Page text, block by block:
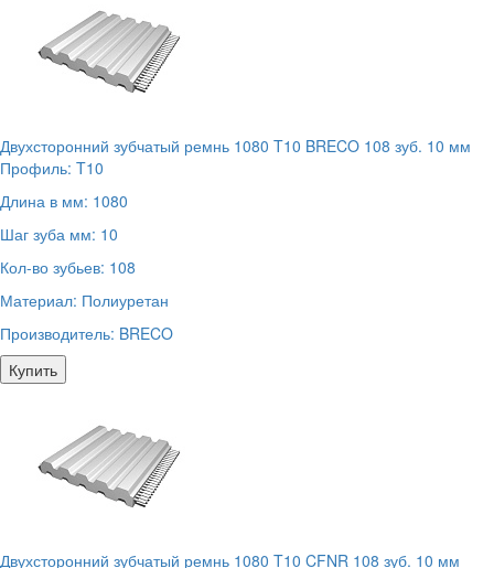
Двухсторонний зубчатый ремнь 1080 T10 BRECO 108 зуб. 10 мм
Профиль: T10
Длина в мм: 1080
Шаг зуба мм: 10
Кол-во зубьев: 108
Материал: Полиуретан
Производитель: BRECO
Купить
Двухсторонний зубчатый ремнь 1080 T10 CFNR 108 зуб. 10 мм